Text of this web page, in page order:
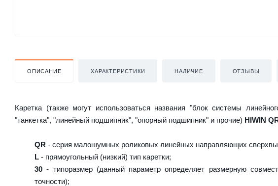
ОПИСАНИЕ ХАРАКТЕРИСТИКИ НАЛИЧИЕ ОТЗЫВЫ
Каретка (также могут использоваться названия "блок системы
"танкетка", "линейный подшипник", "опорный подшипник" и прочие) HIWIN
QR - серия малошумных роликовых линейных направляющих
L - прямоугольный (низкий) тип каретки;
30 - типоразмер (данный параметр определяет размерную
точности);